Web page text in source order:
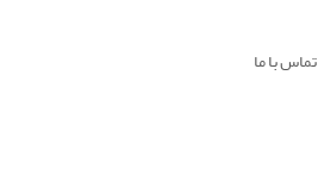
تماس با ما